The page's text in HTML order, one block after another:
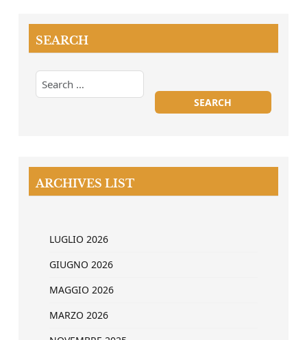
SEARCH
ARCHIVES LIST
LUGLIO 2026
GIUGNO 2026
MAGGIO 2026
MARZO 2026